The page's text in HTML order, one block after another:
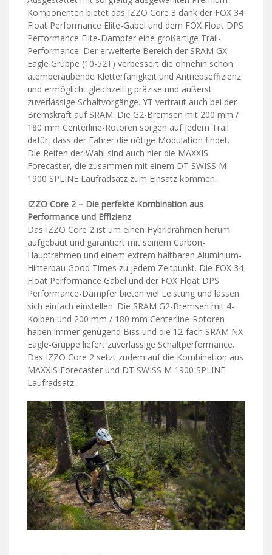
Komponenten bietet das IZZO Core 3 dank der FOX 34
Float Performance Elite-Gabel und dem FOX Float DPS
Performance Elite-Dämpfer eine großartige Trail-
Performance. Der erweiterte Bereich der SRAM GX
Eagle Gruppe (10-52T) verbessert die ohnehin schon
atemberaubende Kletterfähigkeit und Antriebseffizienz
und ermöglicht gleichzeitig präzise und äußerst
zuverlässige Schaltvorgänge. YT vertraut auch bei der
Bremskraft auf SRAM. Die G2-Bremsen mit 200 mm /
180 mm Centerline-Rotoren sorgen auf jedem Trail
dafür, dass der Fahrer die nötige Modulation findet.
Die Reifen der Wahl sind auch hier die MAXXIS
Forecaster, die zusammen mit einem DT SWISS M
1900 SPLINE Laufradsatz zum Einsatz kommen.
IZZO Core 2 – Die perfekte Kombination aus
Performance und Effizienz
Das IZZO Core 2 ist um einen Hybridrahmen herum
aufgebaut und garantiert mit seinem Carbon-
Hauptrahmen und einem extrem haltbaren Aluminium-
Hinterbau Good Times zu jedem Zeitpunkt. Die FOX 34
Float Performance Gabel und der FOX Float DPS
Performance-Dämpfer bieten viel Leistung und lassen
sich einfach einstellen. Die SRAM G2-Bremsen mit 4-
Kolben und 200 mm / 180 mm Centerline-Rotoren
haben immer genügend Biss und die 12-fach SRAM NX
Eagle-Gruppe liefert zuverlässige Schaltperformance.
Das IZZO Core 2 setzt zudem auf die Kombination aus
MAXXIS Forecaster und DT SWISS M 1900 SPLINE
Laufradsatz.